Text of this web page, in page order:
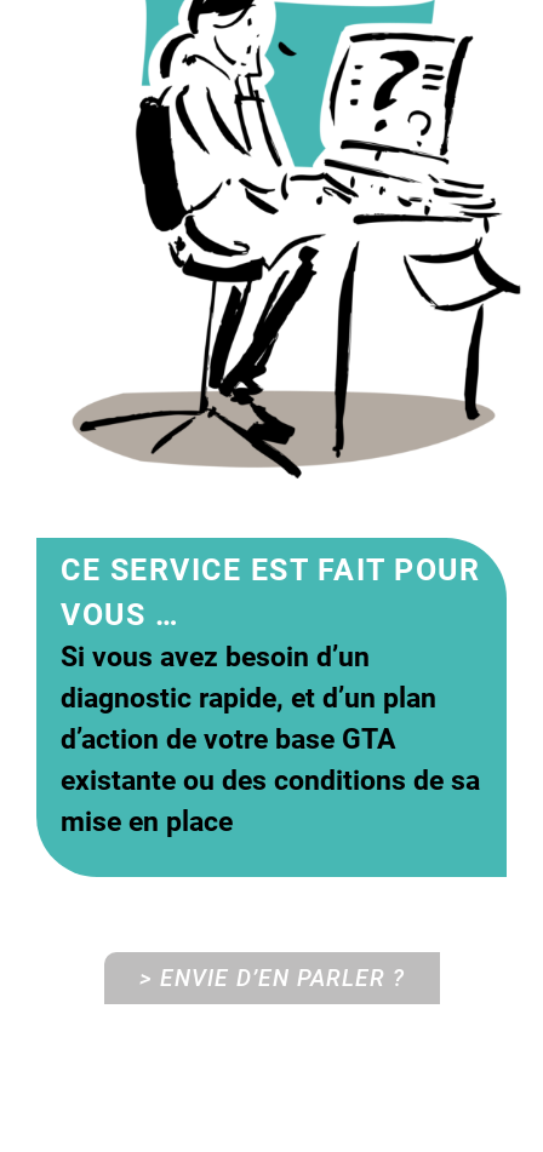
CE SERVICE EST FAIT POUR
VOUS …
Si vous avez besoin d’un
diagnostic rapide, et d’un plan
d’action de votre base GTA
existante ou des conditions de sa
mise en place
> ENVIE D’EN PARLER ?